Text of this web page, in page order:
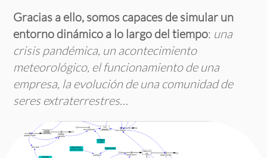
Gracias a ello, somos capaces de simular un
entorno dinámico a lo largo del tiempo: una
crisis pandémica, un acontecimiento
meteorológico, el funcionamiento de una
empresa, la evolución de una comunidad de
seres extraterrestres…